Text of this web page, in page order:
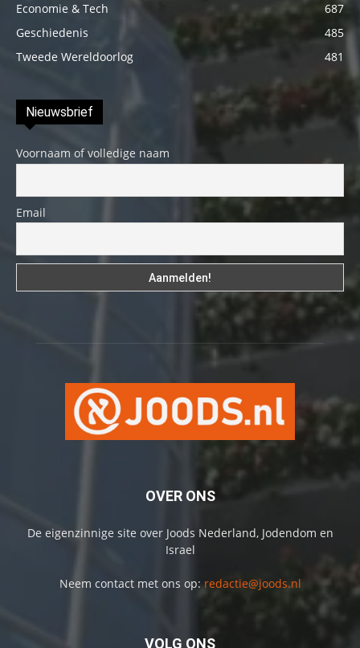
Economie & Tech
687
Geschiedenis
485
Tweede Wereldoorlog
481
Nieuwsbrief
Voornaam of volledige naam
Email
OVER ONS
De eigenzinnige site over Joods Nederland, Jodendom en
Israel
Neem contact met ons op: redactie@joods.nl
VOLG ONS